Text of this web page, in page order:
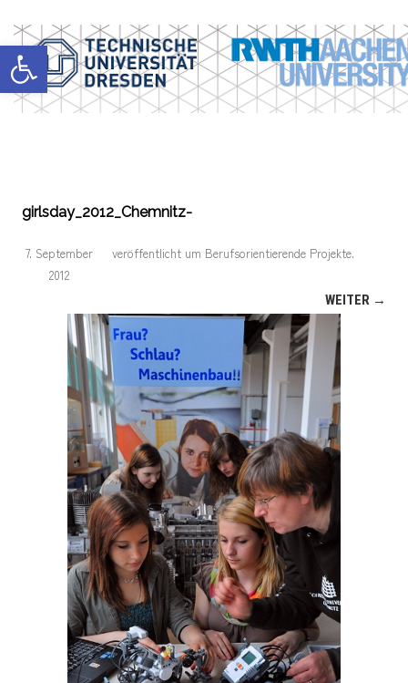
Werkzeugleiste öffnen
girlsday_2012_Chemnitz-
veröffentlicht
7. September
2012
um Berufsorientierende Projekte.
WEITER →